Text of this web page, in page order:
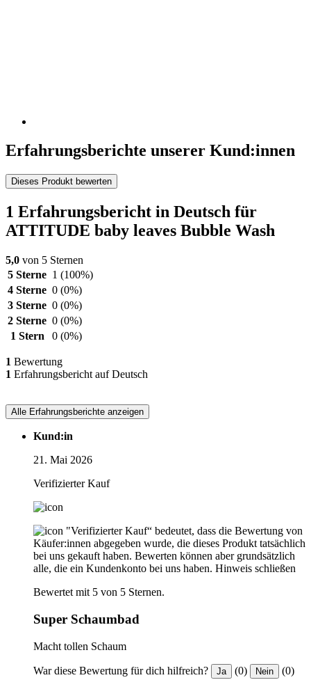
Erfahrungsberichte unserer Kund:innen
Dieses Produkt bewerten
1 Erfahrungsbericht in Deutsch für
ATTITUDE baby leaves Bubble Wash
5,0 von 5 Sternen
5 Sterne 1 (100%)
4 Sterne 0 (0%)
3 Sterne 0 (0%)
2 Sterne 0 (0%)
1 Stern
0 (0%)
1 Bewertung
1 Erfahrungsbericht auf Deutsch
Alle Erfahrungsberichte anzeigen
Kund:in
21. Mai 2026
Verifizierter Kauf
"Verifizierter Kauf“ bedeutet, dass die Bewertung von
Käufer:innen abgegeben wurde, die dieses Produkt tatsächlich
bei uns gekauft haben. Bewerten können aber grundsätzlich
alle, die ein Kundenkonto bei uns haben. Hinweis schließen
Bewertet mit 5 von 5 Sternen.
Super Schaumbad
Macht tollen Schaum
War diese Bewertung für dich hilfreich? Ja (0) Nein (0)